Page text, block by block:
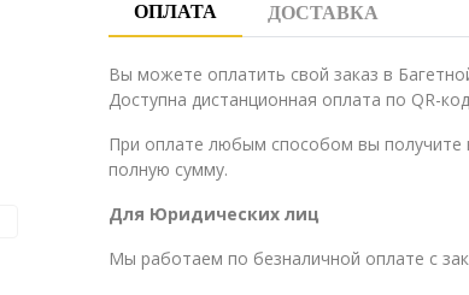
ОПЛАТА ДОСТАВКА
Вы можете оплатить свой заказ в
Доступна дистанционная оплата по QR-
При оплате любым способом вы получите
полную сумму.
Для Юридических лиц
Мы работаем по безналичной оплате с